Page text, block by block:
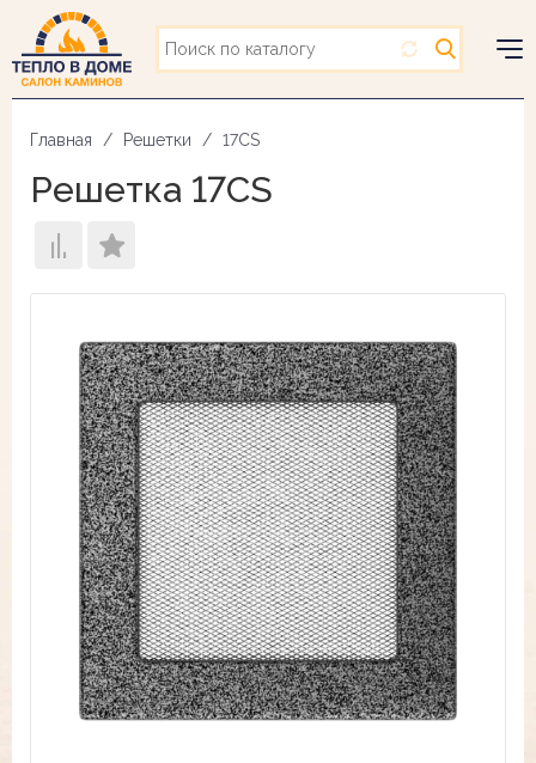
Перейти
основному
содержанию
Главная Решетки 17CS
Решетка 17CS